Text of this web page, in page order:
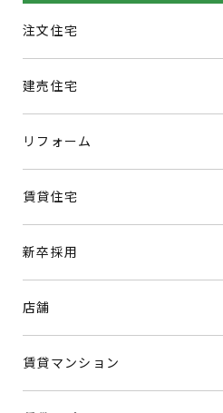
注文住宅
建売住宅
リフォーム
賃貸住宅
新卒採用
店舗
賃貸マンション